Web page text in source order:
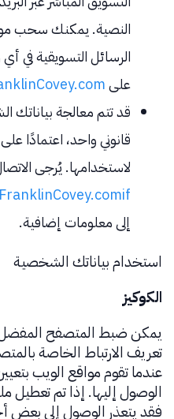
النصية. يمكنك سحب
الرسائل التسويقية في
على
قد تتم معالجة
قانوني واحد، اعتمادًا
لاستخدامها. يُرجى
إلى معلومات إضافية.
استخدام بياناتك الشخصية
الكوكيز
يمكن ضبط المتصفح
تعريف الارتباط الخاصة
عندما تقوم مواقع الويب
الوصول إليها. إذا تم تعطيل
فقد يتعذر الوصول إلى بعض